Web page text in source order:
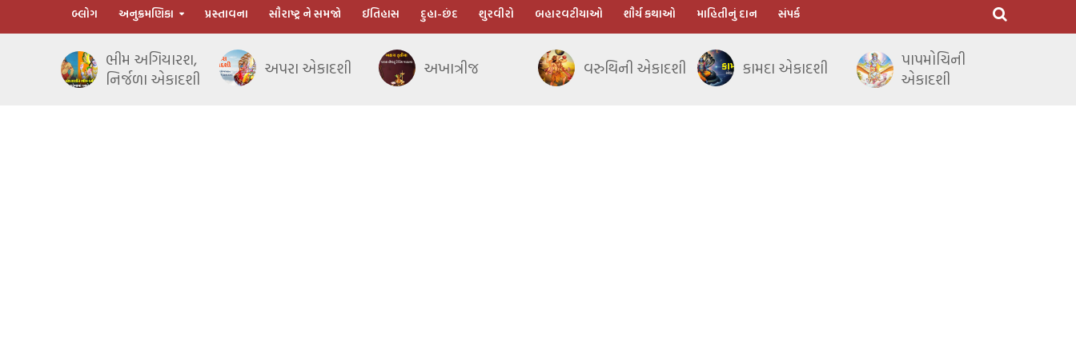
બ્લોગ અનુક્રમણિકા પ્રસ્તાવના સૌરાષ્ટ્ર ને સમજો ઈતિહાસ દુહા-છંદ શુરવીરો બહારવટીયાઓ શૌર્ય કથાઓ માહિતીનું દાન સંપર્ક
ભીમ અગિયારશ,
નિર્જળા એકાદશી
અપરા એકાદશી અખાત્રીજ વરુથિની એકાદશી કામદા એકાદશી
પાપમોચિની
એકાદશી